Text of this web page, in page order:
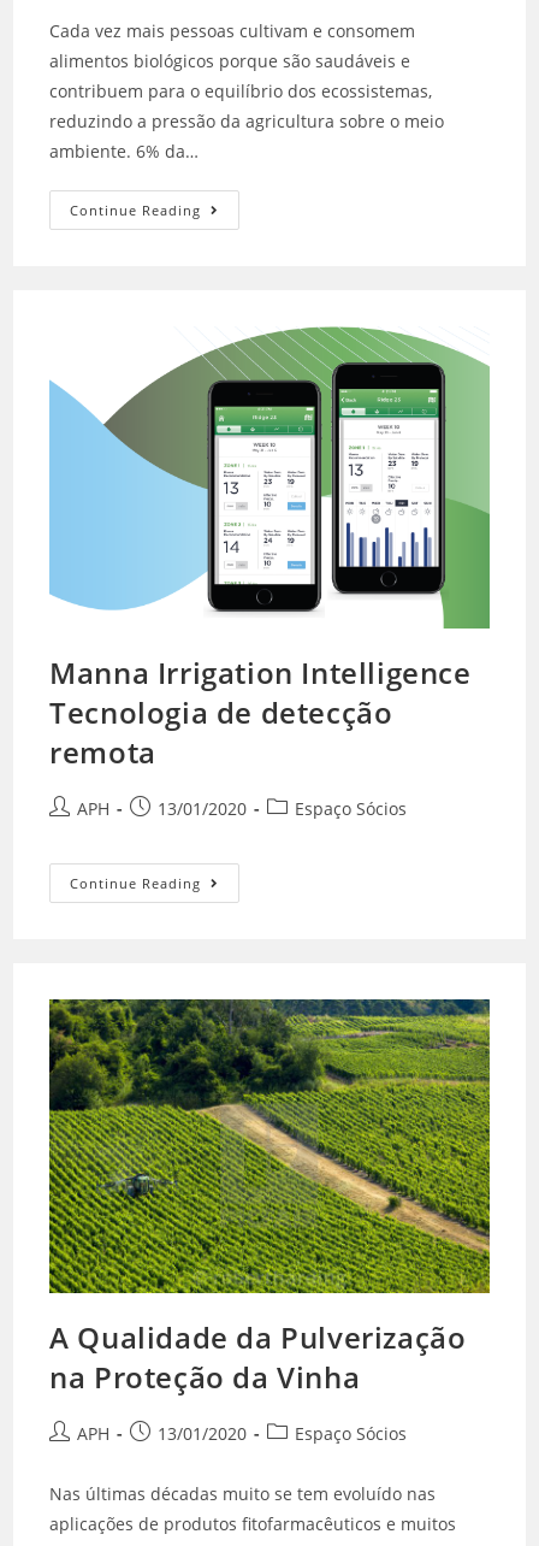
Cada vez mais pessoas cultivam e consomem
alimentos biológicos porque são saudáveis e
contribuem para o equilíbrio dos ecossistemas,
reduzindo a pressão da agricultura sobre o meio
ambiente. 6% da…
Continue Reading
Manna Irrigation Intelligence
Tecnologia de detecção
remota
APH 13/01/2020 Espaço Sócios
Continue Reading
A Qualidade da Pulverização
na Proteção da Vinha
APH 13/01/2020 Espaço Sócios
Nas últimas décadas muito se tem evoluído nas
aplicações de produtos fitofarmacêuticos e muitos